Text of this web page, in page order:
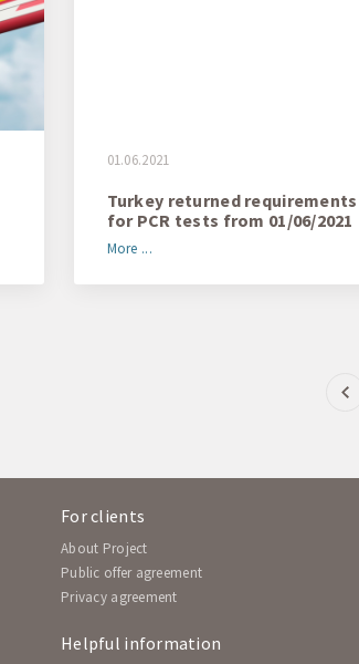
01.06.2021
Turkey returned requirements
for PCR tests from 01/06/2021
More ...
For clients
About Project
Public offer agreement
Privacy agreement
Helpful information